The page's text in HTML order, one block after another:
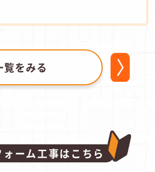
覧をみる
ーム工事はこちら